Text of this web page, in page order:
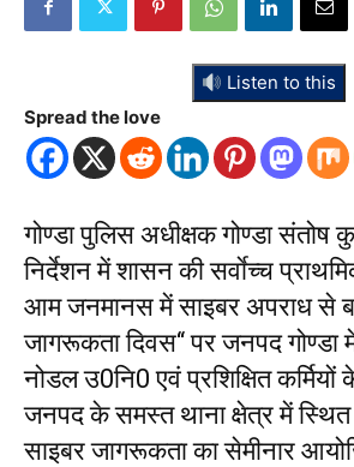
Listen to this
Spread the love
गोण्डा पुलिस अधीक्षक गोण्डा संतोष
निर्देशन में शासन की सर्वाेच्च
आम जनमानस में साइबर अपराध से
जागरूकता दिवस‘‘ पर जनपद गोण्डा
नोडल उ0नि0 एवं प्रशिक्षित
जनपद के समस्त थाना क्षेत्र में स्थित
साइबर जागरूकता का सेमीनार